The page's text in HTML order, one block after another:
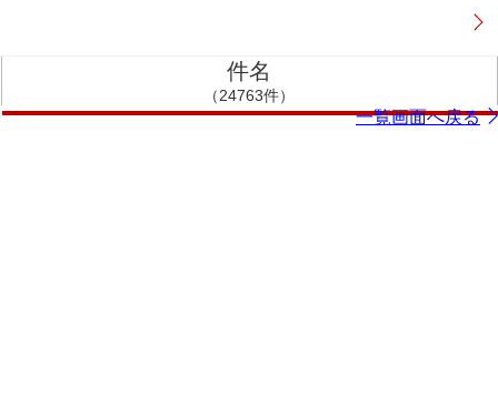
件名
（24763件）
一覧画面へ戻る